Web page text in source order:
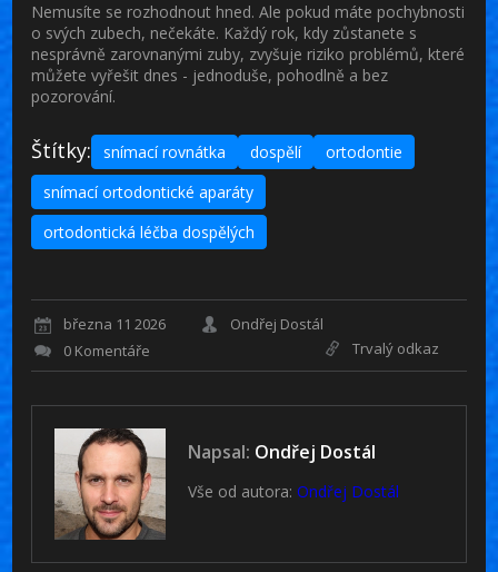
Nemusíte se rozhodnout hned. Ale pokud máte pochybnosti
o svých zubech, nečekáte. Každý rok, kdy zůstanete s
nesprávně zarovnanými zuby, zvyšuje riziko problémů, které
můžete vyřešit dnes - jednoduše, pohodlně a bez
pozorování.
Štítky: snímací rovnátka dospělí
ortodontie
snímací ortodontické aparáty
ortodontická léčba dospělých
března 11 2026
Ondřej Dostál
0 Komentáře
Trvalý odkaz
Napsal: Ondřej Dostál
Vše od autora:Ondřej Dostál